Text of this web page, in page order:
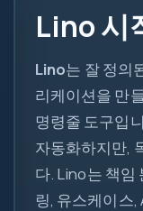
Lino 시
Lino는 잘 정의
리케이션을 만
명령줄 도구입
자동화하지만,
다. Lino는 책임
링, 유스케이스,